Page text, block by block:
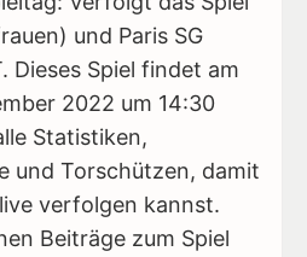
und Paris SG
Dieses Spiel findet am
2022 um 14:30
Statistiken,
und Torschützen, damit
verfolgen kannst.
Beiträge zum Spiel